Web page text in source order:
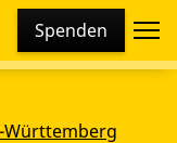
Spenden
Württemberg
Cookies und
und